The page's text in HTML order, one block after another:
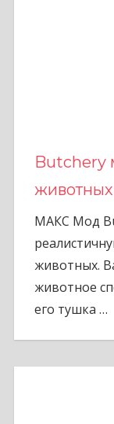
Butchery
животных
МАКС Мод
животных.
животное
его тушка …